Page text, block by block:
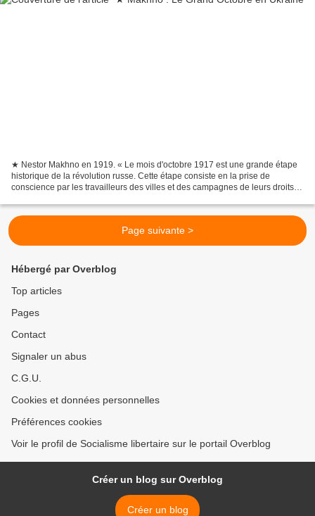
★ Nestor Makhno en 1919. « Le mois d'octobre 1917 est une grande étape
historique de la révolution russe. Cette étape consiste en la prise de
conscience par les travailleurs des villes et des campagnes de leurs droits à
Page suivante >
Hébergé par Overblog
Top articles
Pages
Contact
Signaler un abus
C.G.U.
Cookies et données personnelles
Préférences cookies
Voir le profil de Socialisme libertaire sur le portail Overblog
Créer un blog sur Overblog
Créer un blog